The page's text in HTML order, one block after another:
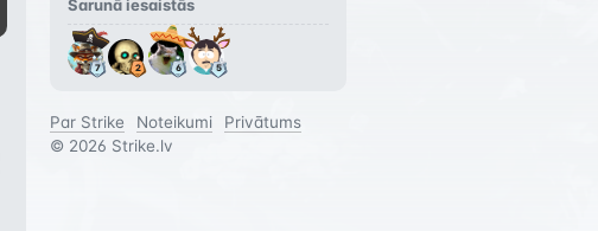
Sarunā iesaistās
Par Strike Noteikumi
Privātums
© 2026 Strike.lv